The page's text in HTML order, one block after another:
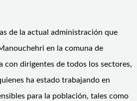
de la actual administración que
en la comuna de
con dirigentes de todos los sectores,
ha estado trabajando en
para la población, tales como